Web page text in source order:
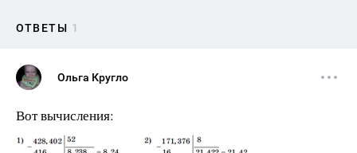
ОТВЕТЫ 1
Ольга Кругло
Вот вычисления: